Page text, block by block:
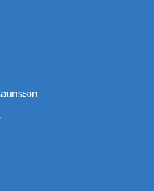
นกระจก